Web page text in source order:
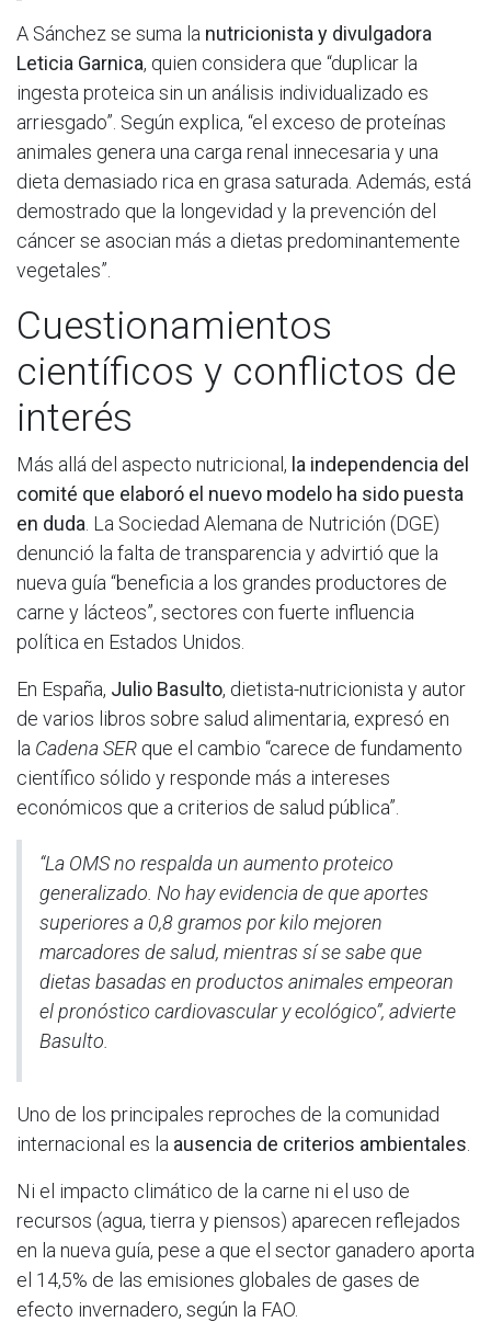
A Sánchez se suma la nutricionista y divulgadora
Leticia Garnica, quien considera que “duplicar la
ingesta proteica sin un análisis individualizado es
arriesgado”. Según explica, “el exceso de proteínas
animales genera una carga renal innecesaria y una
dieta demasiado rica en grasa saturada. Además, está
demostrado que la longevidad y la prevención del
cáncer se asocian más a dietas predominantemente
vegetales”.
Cuestionamientos
científicos y conflictos de
interés
Más allá del aspecto nutricional, la independencia del
comité que elaboró el nuevo modelo ha sido puesta
en duda . La Sociedad Alemana de Nutrición (DGE)
denunció la falta de transparencia y advirtió que la
nueva guía “beneficia a los grandes productores de
carne y lácteos”, sectores con fuerte influencia
política en Estados Unidos.
En España, Julio Basulto, dietista-nutricionista y autor
de varios libros sobre salud alimentaria, expresó en
la Cadena SER que el cambio “carece de fundamento
científico sólido y responde más a intereses
económicos que a criterios de salud pública”.
“La OMS no respalda un aumento proteico
generalizado. No hay evidencia de que aportes
superiores a 0,8 gramos por kilo mejoren
marcadores de salud, mientras sí se sabe que
dietas basadas en productos animales empeoran
el pronóstico cardiovascular y ecológico”, advierte
Basulto.
Uno de los principales reproches de la comunidad
internacional es la ausencia de criterios ambientales
Ni el impacto climático de la carne ni el uso de
recursos (agua, tierra y piensos) aparecen reflejados
en la nueva guía, pese a que el sector ganadero aporta
el 14,5% de las emisiones globales de gases de
efecto invernadero, según la FAO.